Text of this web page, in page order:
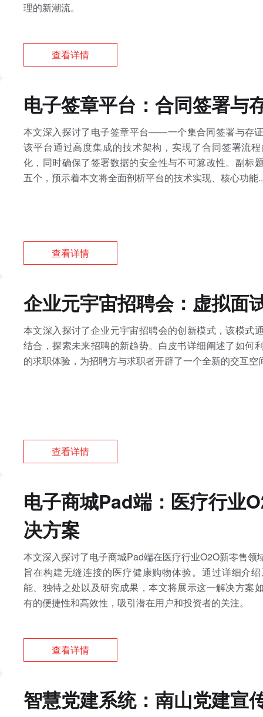
理的新潮流。
查看详情
电子签章平台：合同签署与
本文深入探讨了电子签章平台——一个集合同签署与存
该平台通过高度集成的技术架构，实现了合同签署流
化，同时确保了签署数据的安全性与不可篡改性。副标
五个，预示着本文将全面剖析平台的技术实现、核心功能
查看详情
企业元宇宙招聘会：虚拟面
本文深入探讨了企业元宇宙招聘会的创新模式，该模式
结合，探索未来招聘的新趋势。白皮书详细阐述了如何
的求职体验，为招聘方与求职者开辟了一个全新的交互空
查看详情
电子商城Pad端：医疗行业
决方案
本文深入探讨了电子商城Pad端在医疗行业O2O新零售领
旨在构建无缝连接的医疗健康购物体验。通过详细介
能、独特之处以及研究成果，本文将展示这一解决方案
有的便捷性和高效性，吸引潜在用户和投资者的关注。
查看详情
智慧党建系统：南山党建宣